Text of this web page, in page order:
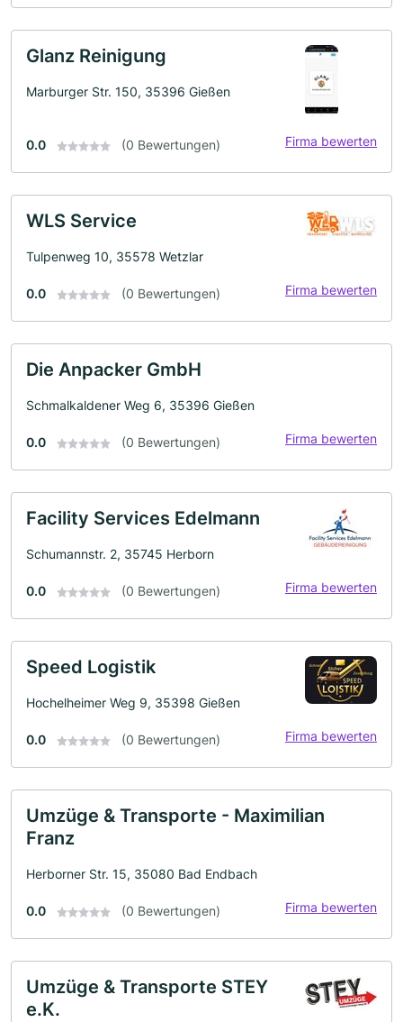
Glanz Reinigung
Marburger Str. 150, 35396 Gießen
0.0 (0 Bewertungen) Firma bewerten
WLS Service
Tulpenweg 10, 35578 Wetzlar
0.0 (0 Bewertungen) Firma bewerten
Die Anpacker GmbH
Schmalkaldener Weg 6, 35396 Gießen
0.0 (0 Bewertungen) Firma bewerten
Facility Services Edelmann
Schumannstr. 2, 35745 Herborn
0.0 (0 Bewertungen) Firma bewerten
Speed Logistik
Hochelheimer Weg 9, 35398 Gießen
0.0 (0 Bewertungen) Firma bewerten
Umzüge & Transporte - Maximilian
Franz
Herborner Str. 15, 35080 Bad Endbach
0.0 (0 Bewertungen) Firma bewerten
Umzüge & Transporte STEY
e.K.